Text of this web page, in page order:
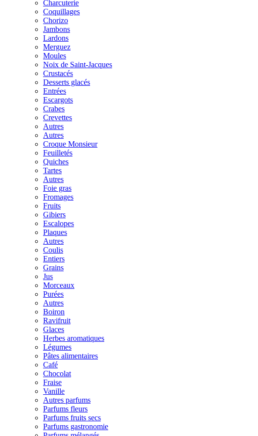
Charcuterie
Coquillages
Chorizo
Jambons
Lardons
Merguez
Moules
Noix de Saint-Jacques
Crustacés
Desserts glacés
Entrées
Escargots
Crabes
Crevettes
Autres
Autres
Croque Monsieur
Feuilletés
Quiches
Tartes
Autres
Foie gras
Fromages
Fruits
Gibiers
Escalopes
Plaques
Autres
Coulis
Entiers
Grains
Jus
Morceaux
Purées
Autres
Boiron
Ravifruit
Glaces
Herbes aromatiques
Légumes
Pâtes alimentaires
Café
Chocolat
Fraise
Vanille
Autres parfums
Parfums fleurs
Parfums fruits secs
Parfums gastronomie